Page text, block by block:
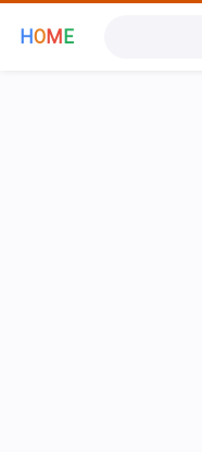
HOME